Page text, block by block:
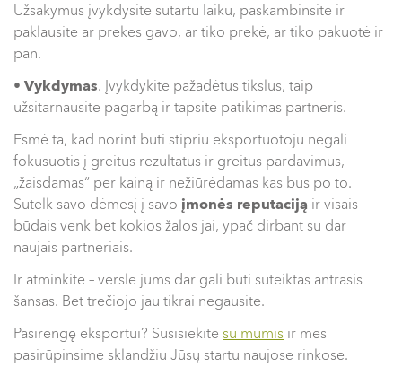
Užsakymus įvykdysite sutartu laiku, paskambinsite ir
paklausite ar prekes gavo, ar tiko prekė, ar tiko pakuotė ir
pan.
• Vykdymas. Įvykdykite pažadėtus tikslus, taip
užsitarnausite pagarbą ir tapsite patikimas partneris.
Esmė ta, kad norint būti stipriu eksportuotoju negali
fokusuotis į greitus rezultatus ir greitus pardavimus,
„žaisdamas“ per kainą ir nežiūrėdamas kas bus po to.
Sutelk savo dėmesį į savo įmonės reputaciją ir visais
būdais venk bet kokios žalos jai, ypač dirbant su dar
naujais partneriais.
Ir atminkite – versle jums dar gali būti suteiktas antrasis
šansas. Bet trečiojo jau tikrai negausite.
Pasirengę eksportui? Susisiekite su mumis ir mes
pasirūpinsime sklandžiu Jūsų startu naujose rinkose.